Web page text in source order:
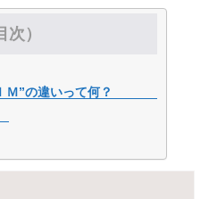
）
Ｍ”の違いって何？